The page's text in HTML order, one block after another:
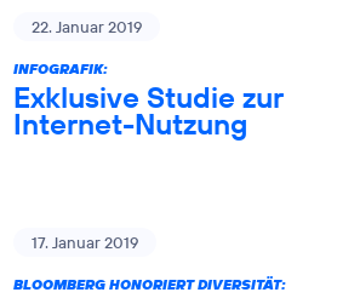
22. Januar 2019
INFOGRAFIK:
Exklusive Studie zur
Internet-Nutzung
17. Januar 2019
BLOOMBERG HONORIERT DIVERSITÄT: